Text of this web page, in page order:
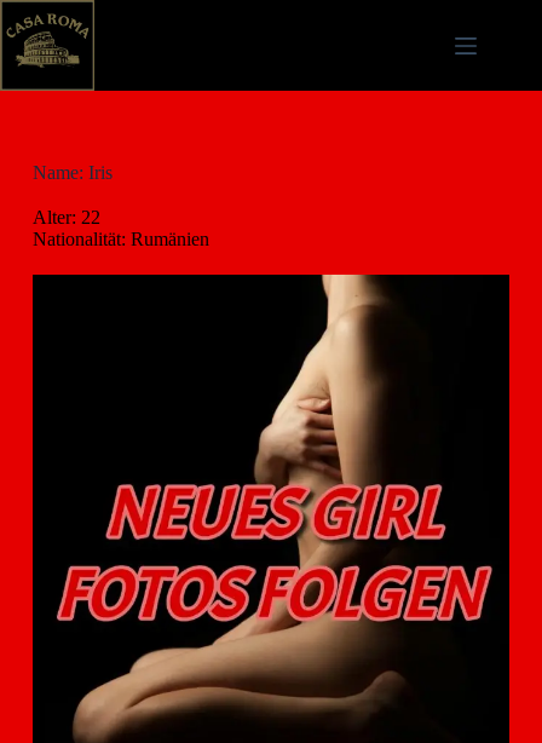
Name: Iris
Alter: 22
Nationalität: Rumänien